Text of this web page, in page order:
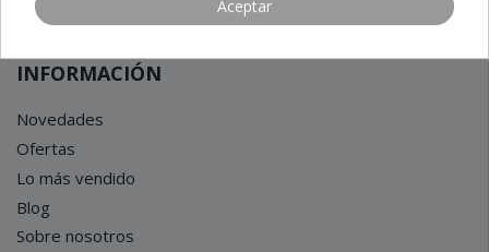
INFORMACIÓN
Novedades
Ofertas
Lo más vendido
Blog
Sobre nosotros
Aceptar